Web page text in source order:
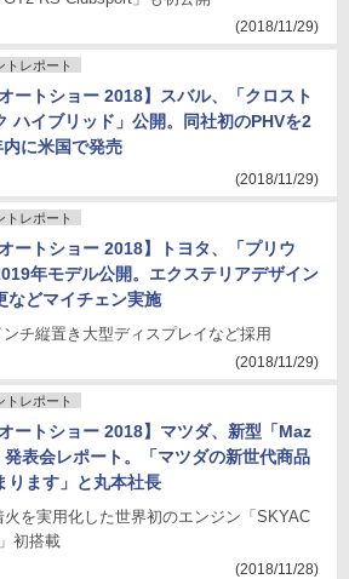
(2018/11/29)
トレポート
オートショー 2018】スバル、「クロスト
ハイブリッド」公開。同社初のPHVを2
に米国で発売
(2018/11/29)
トレポート
オートショー 2018】トヨタ、「プリウ
年モデル公開。エクステリアデザイン
などマイチェン実施
ンチ縦置き大型ディスプレイなど採用
(2018/11/29)
トレポート
オートショー 2018】マツダ、新型「Maz
表会レポート。「マツダの新世代商品
ります」と丸本社長
火を実用化した世界初のエンジン「SKYAC
初搭載
(2018/11/28)